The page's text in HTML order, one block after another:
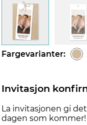
Fargevarianter:
Invitasjon
La invitasjonen gi
dagen som kommer!